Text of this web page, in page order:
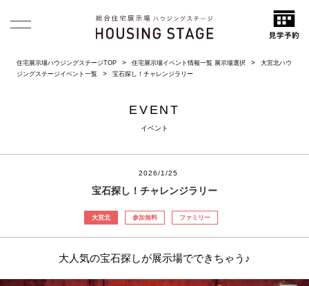
住宅展示場ハウジングステージTOP 住宅展示場イベント情報一覧 展示場選択
大宮北ハウ
ジングステージイベント一覧
宝石探し！チャレンジラリー
EVENT
イベント
2026/1/25
宝石探し！チャレンジラリー
大宮北 参加無料 ファミリー
大人気の宝石探しが展示場でできちゃう♪